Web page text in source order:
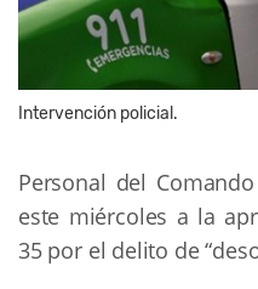
Intervención policial.
Personal del
este miércoles a la
35 por el delito de